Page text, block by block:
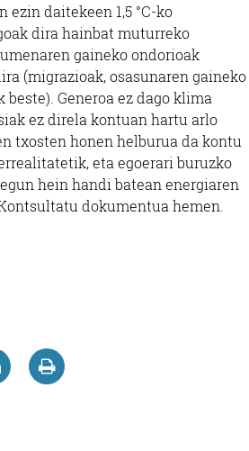
daitekeen 1,5 °C-ko
dira hainbat muturreko
gaineko ondorioak
(migrazioak, osasunaren gaineko
Generoa ez dago klima
ez direla kontuan hartu arlo
txosten honen helburua da kontu
eta egoerari buruzko
hein handi batean energiaren
dokumentua hemen.